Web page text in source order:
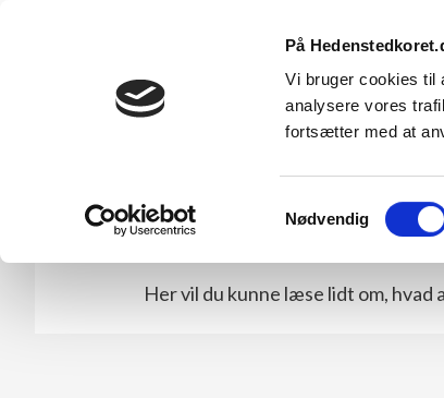
På
Vi bruger cookies til
analysere vores
fortsætter med at
Nødvendig
Hedenstedkoret
gamle vækkelsessange og nyere lovsange
Det siger andre
Her vil du kunne læse lidt om, hvad